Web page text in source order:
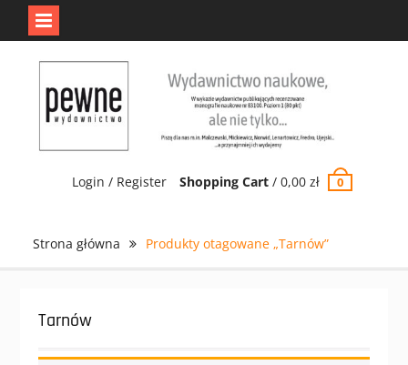
Login / Register Shopping Cart /0,00zł 0
Strona główna Produkty otagowane „Tarnów”
Tarnów